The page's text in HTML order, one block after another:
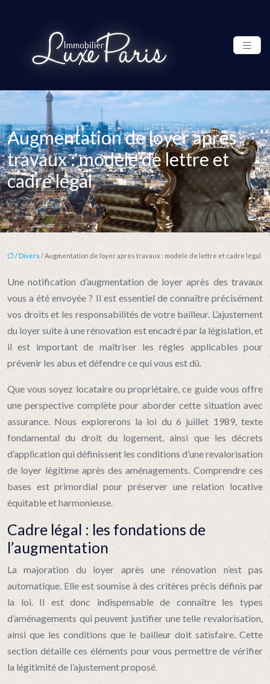
Augmentation de loyer après
travaux : modèle de lettre et
cadre légal
/Divers / Augmentation de loyer après travaux : modèle de lettre et cadre légal
Une notification d’augmentation de loyer après des travaux
vous a été envoyée ? Il est essentiel de connaître précisément
vos droits et les responsabilités de votre bailleur. L’ajustement
du loyer suite à une rénovation est encadré par la législation, et
il est important de maîtriser les règles applicables pour
prévenir les abus et défendre ce qui vous est dû.
Que vous soyez locataire ou propriétaire, ce guide vous offre
une perspective complète pour aborder cette situation avec
assurance. Nous explorerons la loi du 6 juillet 1989, texte
fondamental du droit du logement, ainsi que les décrets
d’application qui définissent les conditions d’une revalorisation
de loyer légitime après des aménagements. Comprendre ces
bases est primordial pour préserver une relation locative
équitable et harmonieuse.
Cadre légal : les fondations de
l’augmentation
La majoration du loyer après une rénovation n’est pas
automatique. Elle est soumise à des critères précis définis par
la loi. Il est donc indispensable de connaître les types
d’aménagements qui peuvent justifier une telle revalorisation,
ainsi que les conditions que le bailleur doit satisfaire. Cette
section détaille ces éléments pour vous permettre de vérifier
la légitimité de l’ajustement proposé.